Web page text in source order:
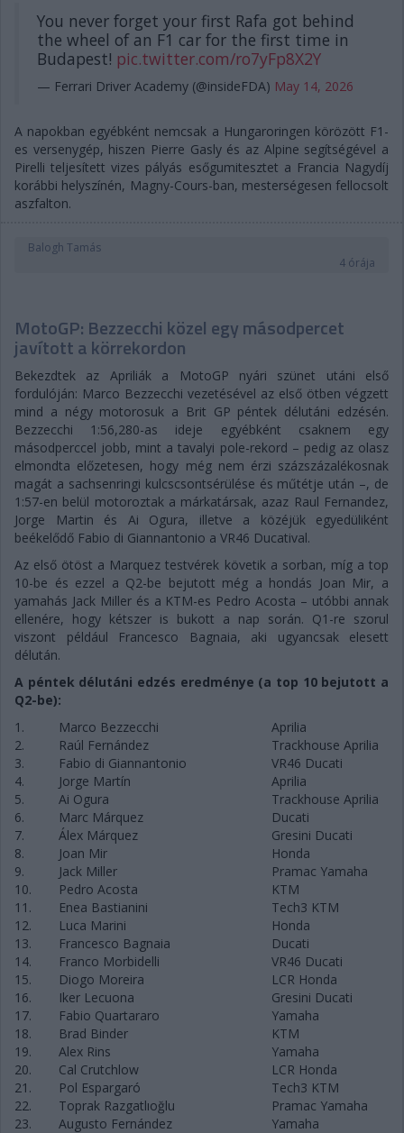
You never forget your first Rafa got behind
the wheel of an F1 car for the first time in
Budapest! pic.twitter.com/ro7yFp8X2Y
— Ferrari Driver Academy (@insideFDA) May 14, 2026
A napokban egyébként nemcsak a Hungaroringen körözött F1-
es versenygép, hiszen Pierre Gasly és az Alpine segítségével a
Pirelli teljesített vizes pályás esőgumitesztet a Francia Nagydíj
korábbi helyszínén, Magny-Cours-ban, mesterségesen fellocsolt
aszfalton.
Balogh Tamás
4 órája
MotoGP: Bezzecchi közel egy másodpercet
javított a körrekordon
Bekezdtek az Apriliák a MotoGP nyári szünet utáni első
fordulóján: Marco Bezzecchi vezetésével az első ötben végzett
mind a négy motorosuk a Brit GP péntek délutáni edzésén.
Bezzecchi 1:56,280-as ideje egyébként csaknem egy
másodperccel jobb, mint a tavalyi pole-rekord – pedig az olasz
elmondta előzetesen, hogy még nem érzi százszázalékosnak
magát a sachsenringi kulcscsontsérülése és műtétje után –, de
1:57-en belül motoroztak a márkatársak, azaz Raul Fernandez,
Jorge Martin és Ai Ogura, illetve a közéjük egyedüliként
beékelődő Fabio di Giannantonio a VR46 Ducatival.
Az első ötöst a Marquez testvérek követik a sorban, míg a top
10-be és ezzel a Q2-be bejutott még a hondás Joan Mir, a
yamahás Jack Miller és a KTM-es Pedro Acosta – utóbbi annak
ellenére, hogy kétszer is bukott a nap során. Q1-re szorul
viszont például Francesco Bagnaia, aki ugyancsak elesett
délután.
A péntek délutáni edzés eredménye (a top 10 bejutott a
Q2-be):
1.
Marco Bezzecchi
Aprilia
2.
Raúl Fernández
Trackhouse Aprilia
3.
Fabio di Giannantonio
VR46 Ducati
4.
Jorge Martín
Aprilia
5.
Ai Ogura
Trackhouse Aprilia
6.
Marc Márquez
Ducati
7.
Álex Márquez
Gresini Ducati
8.
Joan Mir
Honda
9.
Jack Miller
Pramac Yamaha
10.
Pedro Acosta
KTM
11.
Enea Bastianini
Tech3 KTM
12.
Luca Marini
Honda
13.
Francesco Bagnaia
Ducati
14.
Franco Morbidelli
VR46 Ducati
15.
Diogo Moreira
LCR Honda
16.
Iker Lecuona
Gresini Ducati
17.
Fabio Quartararo
Yamaha
18.
Brad Binder
KTM
19.
Alex Rins
Yamaha
20.
Cal Crutchlow
LCR Honda
21.
Pol Espargaró
Tech3 KTM
22.
Toprak Razgatlıoğlu
Pramac Yamaha
23.
Augusto Fernández Yamaha